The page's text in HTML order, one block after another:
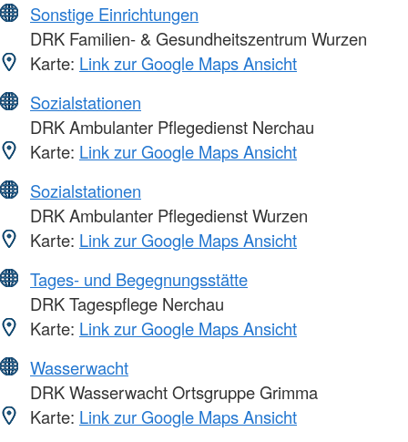
Sonstige Einrichtungen
DRK Familien- & Gesundheitszentrum Wurzen
Karte: Link zur Google Maps Ansicht
Sozialstationen
DRK Ambulanter Pflegedienst Nerchau
Karte: Link zur Google Maps Ansicht
Sozialstationen
DRK Ambulanter Pflegedienst Wurzen
Karte: Link zur Google Maps Ansicht
Tages- und Begegnungsstätte
DRK Tagespflege Nerchau
Karte: Link zur Google Maps Ansicht
Wasserwacht
DRK Wasserwacht Ortsgruppe Grimma
Karte: Link zur Google Maps Ansicht